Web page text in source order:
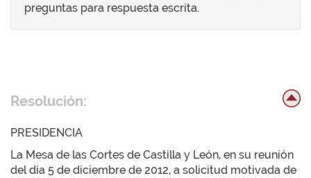
preguntas para respuesta escrita.
Resolución:
PRESIDENCIA
La Mesa de las Cortes de Castilla y León, en su reunión
del día 5 de diciembre de 2012, a solicitud motivada de